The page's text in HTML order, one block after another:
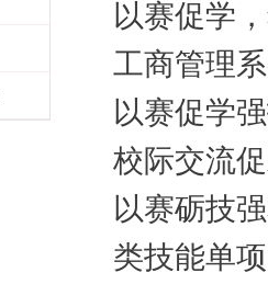
以赛促学
工商管理
以赛促学
校际交流
以赛砺技
类技能单